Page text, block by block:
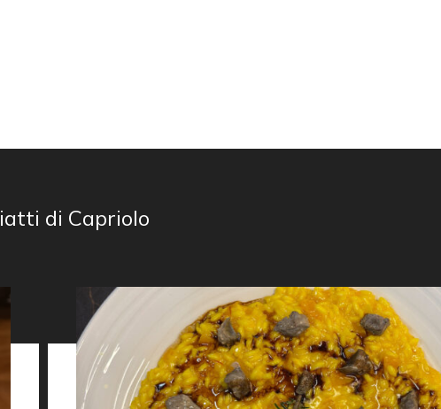
di Capriolo